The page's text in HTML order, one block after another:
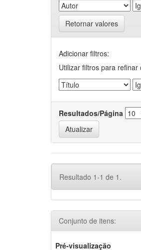
Retornar valores
Adicionar filtros:
Utilizar filtros para
Resultados/Página
Resultado 1-1 de 1.
Conjunto de itens:
Pré-visualização